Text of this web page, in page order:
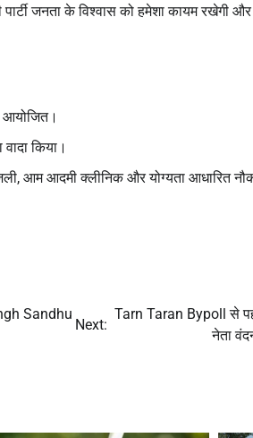
जनता के विश्वास को हमेशा कायम रखेगी
किया।
आम आदमी क्लीनिक और योग्यता आधारित
Sandhu
Next:
Tarn Taran Bypoll से
नेता